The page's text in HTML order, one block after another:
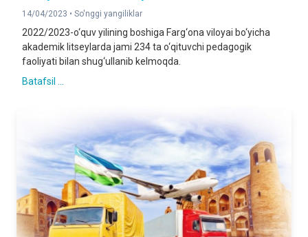
14/04/2023 • So'nggi yangiliklar
2022/2023-o‘quv yilining boshiga Farg‘ona viloyai bo‘yicha
akademik litseylarda jami 234 ta o‘qituvchi pedagogik
faoliyati bilan shug‘ullanib kelmoqda.
Batafsil ...